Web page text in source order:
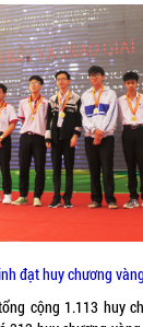
đạt huy chương
cộng 1.113 huy